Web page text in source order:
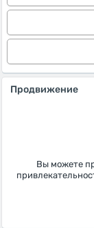
Продвижение
Вы можете